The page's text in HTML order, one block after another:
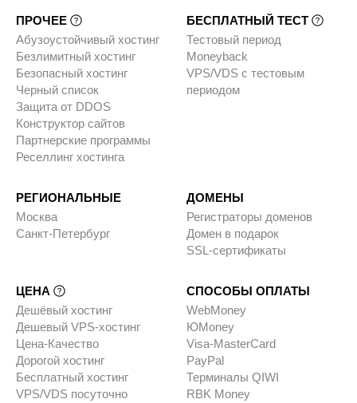
ПРОЧЕЕ
Абузоустойчивый хостинг
Безлимитный хостинг
Безопасный хостинг
Черный список
Защита от DDOS
Конструктор сайтов
Партнерские программы
Реселлинг хостинга
БЕСПЛАТНЫЙ ТЕСТ
Тестовый период
Moneyback
VPS/VDS с тестовым
периодом
РЕГИОНАЛЬНЫЕ
Москва
Санкт-Петербург
ДОМЕНЫ
Регистраторы доменов
Домен в подарок
SSL-сертификаты
ЦЕНА
Дешёвый хостинг
Дешевый VPS-хостинг
Цена-Качество
Дорогой хостинг
Бесплатный хостинг
VPS/VDS посуточно
СПОСОБЫ ОПЛАТЫ
WebMoney
ЮMoney
Visa-MasterCard
PayPal
Терминалы QIWI
RBK Money